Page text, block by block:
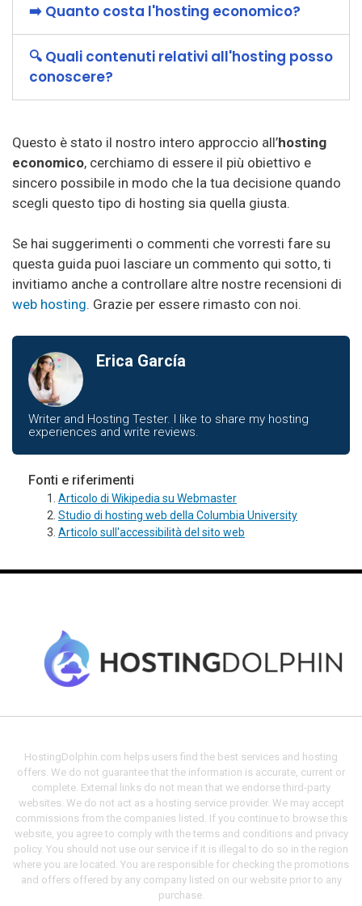
➡️ Quanto costa l'hosting economico?
🔍 Quali contenuti relativi all'hosting posso
conoscere?
Questo è stato il nostro intero approccio all’hosting
economico, cerchiamo di essere il più obiettivo e
sincero possibile in modo che la tua decisione quando
scegli questo tipo di hosting sia quella giusta.
Se hai suggerimenti o commenti che vorresti fare su
questa guida puoi lasciare un commento qui sotto, ti
invitiamo anche a controllare altre nostre recensioni di
web hosting. Grazie per essere rimasto con noi.
Erica García
Writer and Hosting Tester. I like to share my hosting
experiences and write reviews.
Fonti e riferimenti
Articolo di Wikipedia su Webmaster
Studio di hosting web della Columbia University
Articolo sull'accessibilità del sito web
HostingDolphin.com helps users find the best services and hosting
offers. We do not guarantee that the information is accurate, current or
complete. External links do not mean that we endorse third-party
websites. We do not act as a hosting service provider. We may accept
commissions from the companies listed. If you continue to browse this
website, you agree to comply with the terms and conditions and privacy
policy. You should not use our service if it is illegal to do so in the region
where you are located. You are responsible for checking the promotions
and offers offered by any company listed on our website prior to any
purchase.